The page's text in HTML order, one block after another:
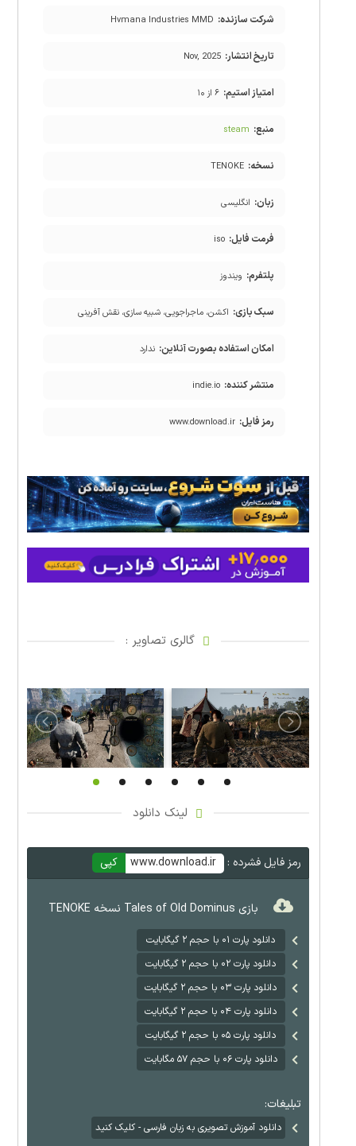
شرکت سازنده: Hvmana Industries MMD
تاریخ انتشار: Nov, 2025
امتیاز استیم: ۶ از ۱۰
منبع: steam
نسخه: TENOKE
زبان: انگلیسی
فرمت فایل: iso
پلتفرم: ویندوز
سبک بازی: اکشن، ماجراجویی، شبیه سازی، نقش آفرینی
امکان استفاده بصورت آنلاین: ندارد
منتشر کننده: indie.io
رمز فایل: www.download.ir
گالری تصاویر :
لینک دانلود
رمز فایل فشرده : www.download.ir کپی
بازی Tales of Old Dominus نسخه TENOKE
دانلود پارت ۰۱ با حجم ۲ گیگابایت
دانلود پارت ۰۲ با حجم ۲ گیگابایت
دانلود پارت ۰۳ با حجم ۲ گیگابایت
دانلود پارت ۰۴ با حجم ۲ گیگابایت
دانلود پارت ۰۵ با حجم ۲ گیگابایت
دانلود پارت ۰۶ با حجم ۵۷ مگابایت
تبلیغات:
دانلود آموزش تصویری به زبان فارسی - کلیک کنید